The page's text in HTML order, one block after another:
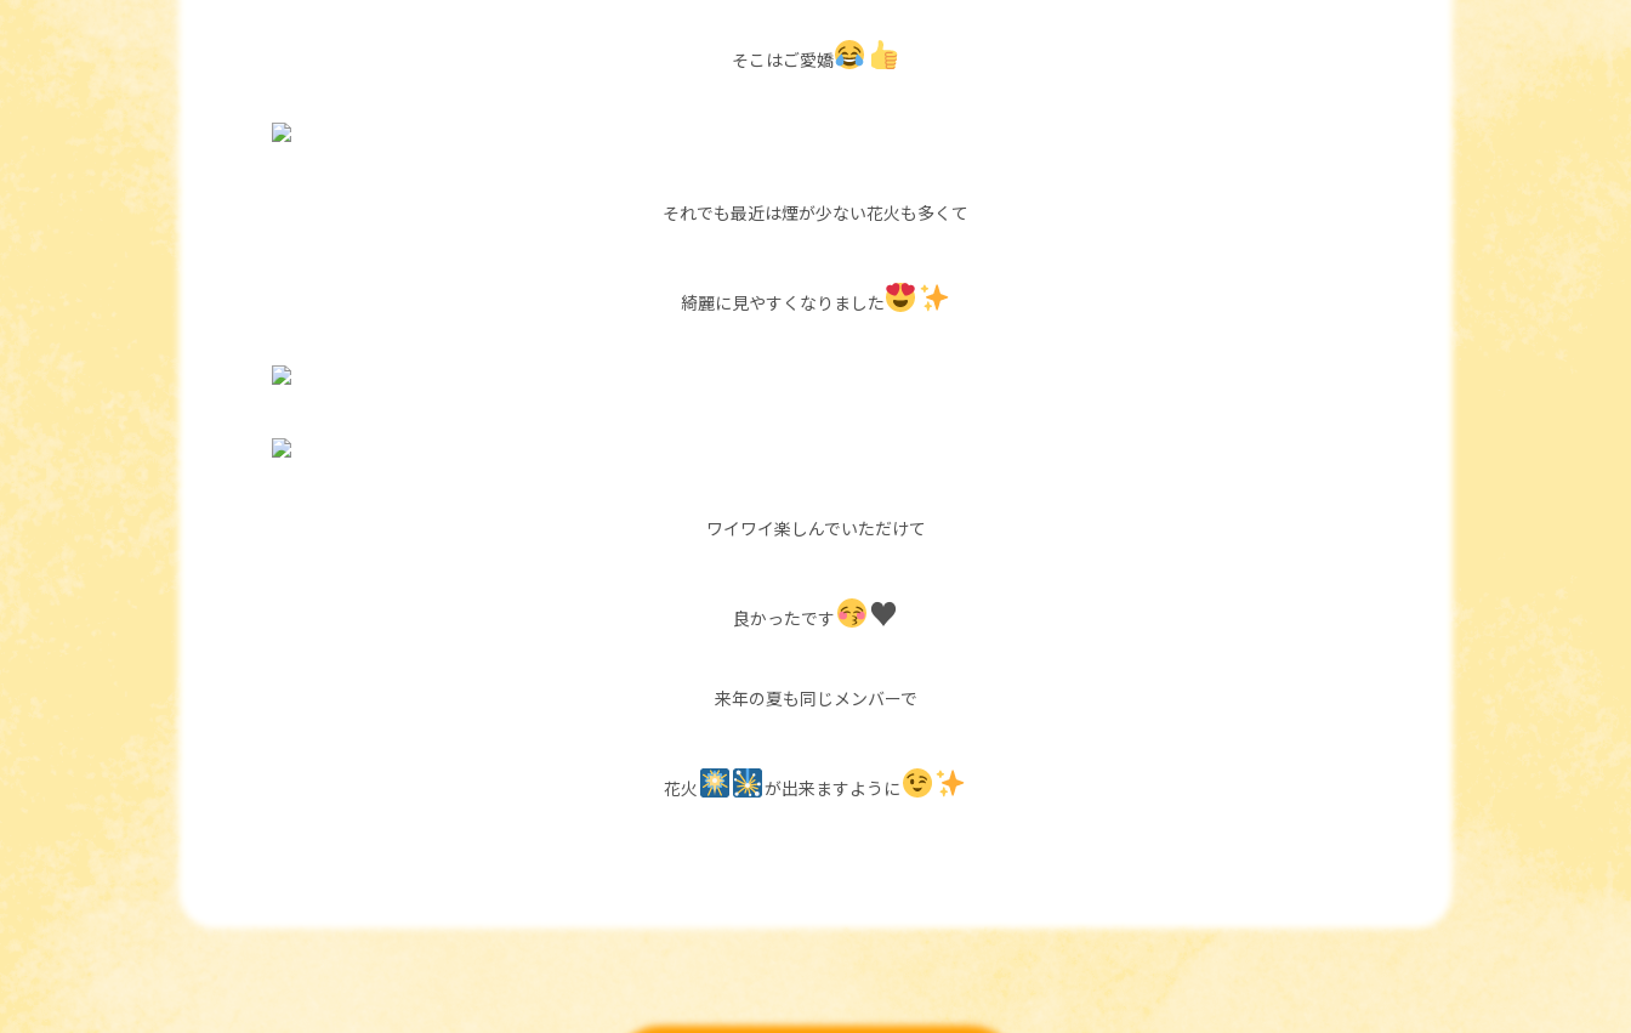
そこはご愛嬌
それでも最近は煙が少ない花火も多くて
綺麗に見やすくなりました
ワイワイ楽しんでいただけて
良かったです ♥️
来年の夏も同じメンバーで
花火 が出来ますように